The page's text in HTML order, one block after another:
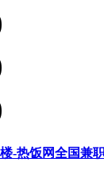
-热饭网全国兼